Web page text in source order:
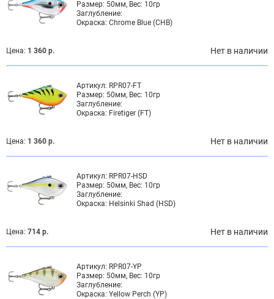
Размер: 50мм, Вес: 10гр
Заглубление:
Окраска: Chrome Blue (CHB)
Цена: 1 360 р. Нет в наличии
Артикул: RPR07-FT
Размер: 50мм, Вес: 10гр
Заглубление:
Окраска: Firetiger (FT)
Цена: 1 360 р. Нет в наличии
Артикул: RPR07-HSD
Размер: 50мм, Вес: 10гр
Заглубление:
Окраска: Helsinki Shad (HSD)
Цена: 714 р. Нет в наличии
Артикул: RPR07-YP
Размер: 50мм, Вес: 10гр
Заглубление:
Окраска: Yellow Perch (YP)